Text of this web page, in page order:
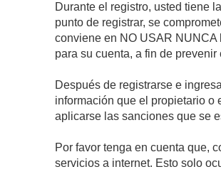
Durante el registro, usted tiene
punto de registrar, se
conviene en NO USAR
para su cuenta, a fin de
Después de registrarse e
información que el propietario o
aplicarse las sanciones que se
Por favor tenga en cuenta que,
servicios a internet. Esto solo